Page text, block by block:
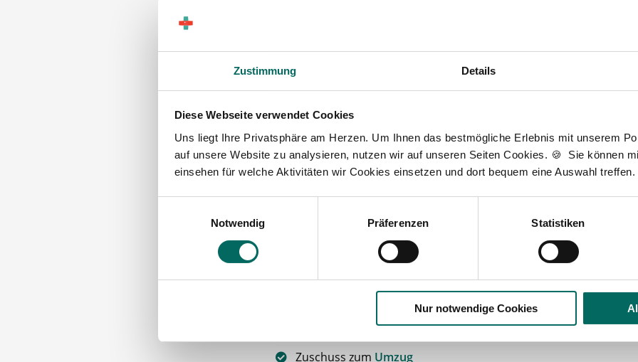
Zustimmung Details
Diese Webseite verwendet Cookies
Uns liegt Ihre Privatsphäre am Herzen. Um Ihnen das bestmögliche Erlebnis mit unserem
auf unsere Website zu analysieren, nutzen wir auf unseren Seiten Cookies. 🍪 Sie können
einsehen für welche Aktivitäten wir Cookies einsetzen und dort bequem eine Auswahl treffen.
Notwendig
Präferenzen Statistiken
Nur notwendige Cookies
sehr kollegial.
Teamgröße: Unser Team besteht aus fünf Apothekern, vier
Die Apotheke bietet Ihnen:
Tankgutschein/Fahrtkostenzuschuss
für die öffentlichen Verkehrsmittel
Zuschuss zum Umzug